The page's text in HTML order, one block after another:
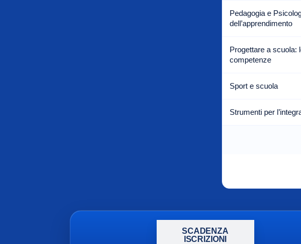
Pedagogia e
dell’apprendimento
Progettare a scuola:
competenze
Sport e scuola
Strumenti per
SCADENZA
ISCRIZIONI